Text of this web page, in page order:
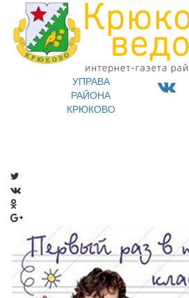
УПРАВА
РАЙОНА
КРЮКОВО